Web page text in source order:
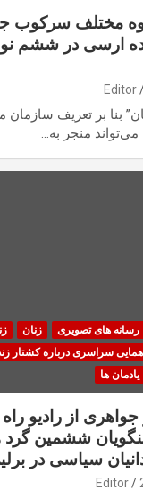
مختلف سرکوب
Editor
بنا بر تعریف سازمان
منجر به…
رسانه های تصویری زنان
سراسری درباره کشتار
یادمان ها
از رادیو راه
ششمین گرد
سیاسی در
Editor